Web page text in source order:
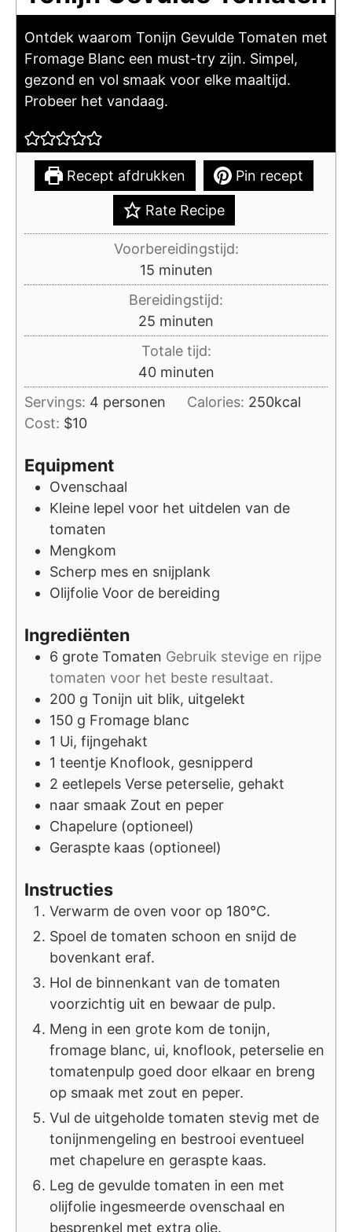
Ontdek waarom Tonijn Gevulde Tomaten met
Fromage Blanc een must-try zijn. Simpel,
gezond en vol smaak voor elke maaltijd.
Probeer het vandaag.
Recept afdrukken Pin recept
Rate Recipe
Voorbereidingstijd:
15minuten
minuten
Bereidingstijd:
25 minuten
minuten
Totale tijd:
40minuten
minuten
Servings: 4 personen Calories: 250kcal
Cost: $10
Equipment
Ovenschaal
Kleine lepel voor het uitdelen van de
tomaten
Mengkom
Scherp mes en snijplank
Olijfolie Voor de bereiding
Ingrediënten
6 grote Tomaten Gebruik stevige en rijpe
tomaten voor het beste resultaat.
200 g Tonijn uit blik, uitgelekt
150 g Fromage blanc
1 Ui, fijngehakt
1 teentje Knoflook, gesnipperd
2 eetlepels Verse peterselie, gehakt
naar smaak Zout en peper
Chapelure (optioneel)
Geraspte kaas (optioneel)
Instructies
Verwarm de oven voor op 180°C.
Spoel de tomaten schoon en snijd de
bovenkant eraf.
Hol de binnenkant van de tomaten
voorzichtig uit en bewaar de pulp.
Meng in een grote kom de tonijn,
fromage blanc, ui, knoflook, peterselie en
tomatenpulp goed door elkaar en breng
op smaak met zout en peper.
Vul de uitgeholde tomaten stevig met de
tonijnmengeling en bestrooi eventueel
met chapelure en geraspte kaas.
Leg de gevulde tomaten in een met
olijfolie ingesmeerde ovenschaal en
besprenkel met extra olie.